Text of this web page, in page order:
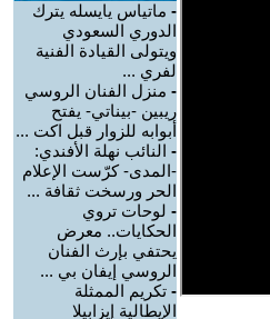
- ماتياس يايسله يترك
الدوري السعودي
ويتولى القيادة الفنية
لفري ...
- منزل الفنان الروسي
ريبين -بيناتي- يفتح
أبوابه للزوار قبل اكت ...
- النائب نهلة الأفندي:
-المدى- كرّست الإعلام
الحر ورسخت ثقافة ...
- لوحات تروي
الحكايات.. معرض
يحتفي بإرث الفنان
الروسي إيفان بي ...
- تكريم الممثلة
الإيطالية إيزابيلا